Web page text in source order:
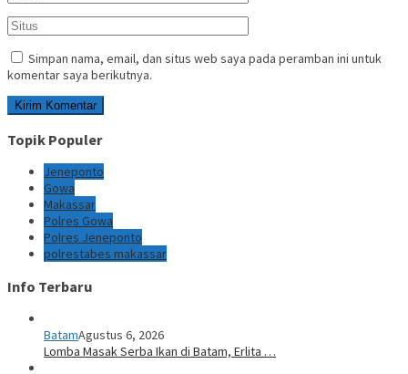
Simpan nama, email, dan situs web saya pada peramban ini untuk
komentar saya berikutnya.
Topik Populer
Jeneponto
Gowa
Makassar
Polres Gowa
Polres Jeneponto
polrestabes makassar
Info Terbaru
BatamAgustus 6, 2026
Lomba Masak Serba Ikan di Batam, Erlita …